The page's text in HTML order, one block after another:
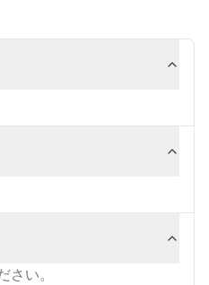
い。